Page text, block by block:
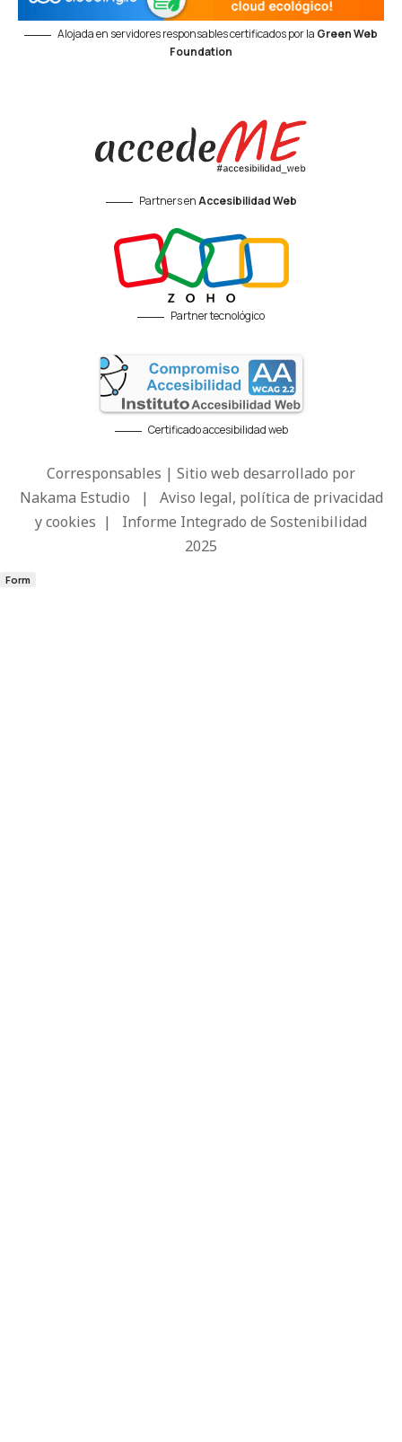
Alojada en servidores responsables certificados por la Green Web
Foundation
Partners enAccesibilidad Web
Partner tecnológico
Certificado accesibilidad web
Corresponsables | Sitio web desarrollado por
Nakama Estudio | Aviso legal, política de privacidad
y cookies | Informe Integrado de Sostenibilidad
2025
Form